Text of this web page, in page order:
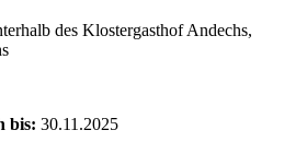
des Klostergasthof Andechs,
bis: 30.11.2025